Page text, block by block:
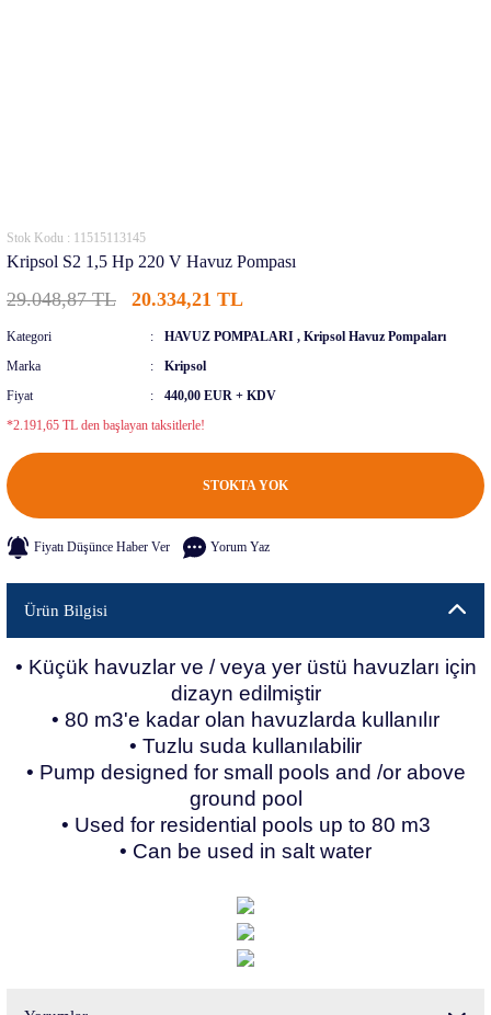
Stok Kodu : 11515113145
Kripsol S2 1,5 Hp 220 V Havuz Pompası
29.048,87 TL 20.334,21 TL
Kategori HAVUZ POMPALARI , Kripsol Havuz Pompaları
Marka
Kripsol
Fiyat
440,00 EUR + KDV
*2.191,65 TL den başlayan taksitlerle!
STOKTA YOK
Fiyatı Düşünce Haber Ver Yorum Yaz
Ürün Bilgisi
• Küçük havuzlar ve / veya yer üstü havuzları için
dizayn edilmiştir
• 80 m3'e kadar olan havuzlarda kullanılır
• Tuzlu suda kullanılabilir
• Pump designed for small pools and /or above
ground pool
• Used for residential pools up to 80 m3
• Can be used in salt water